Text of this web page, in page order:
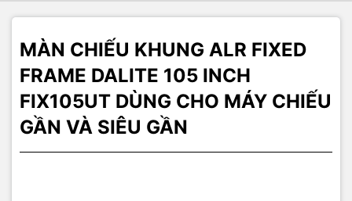
MÀN CHIẾU KHUNG ALR FIXED
FRAME DALITE 105 INCH
FIX105UT DÙNG CHO MÁY CHIẾU
GẦN VÀ SIÊU GẦN
Đường chéo tương
đương
105 inch
Kiểu màn chiếu
Màn chiếu khung Fixed Frame
dùng cho máy chiếu gần và siêu